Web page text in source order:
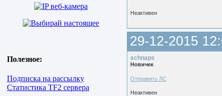
Полезное:
Подписка на рассылку
Статистика TF2 сервера
Неактивен
29-12-2015
schnaps
Новичек
Отправить ЛС
Неактивен